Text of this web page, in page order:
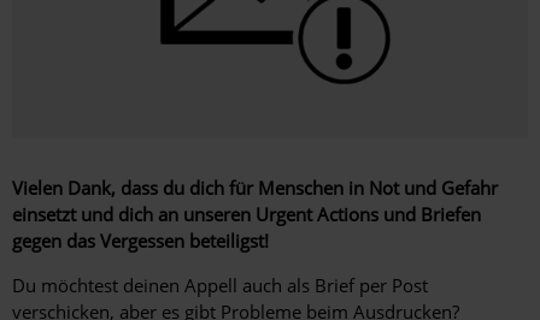
Vielen Dank, dass du dich für Menschen in Not und Gefahr
einsetzt und dich an unseren Urgent Actions und Briefen
gegen das Vergessen beteiligst!
Du möchtest deinen Appell auch als Brief per Post
verschicken, aber es gibt Probleme beim Ausdrucken?